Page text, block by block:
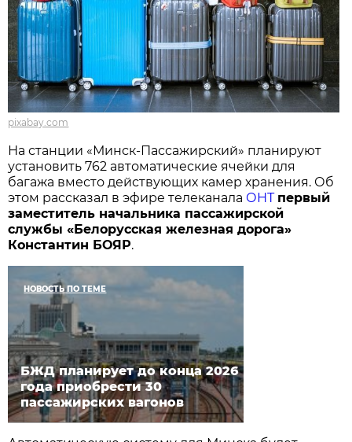
pixabay.com
На станции «Минск-Пассажирский» планируют
установить 762 автоматические ячейки для
багажа вместо действующих камер хранения. Об
этом рассказал в эфире телеканала ОНТ первый
заместитель начальника пассажирской
службы «Белорусская железная дорога»
Константин БОЯР.
НОВОСТЬ ПО ТЕМЕ
БЖД планирует до конца 2026
года приобрести 30
пассажирских вагонов